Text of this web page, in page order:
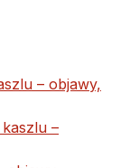
– objawy,
–